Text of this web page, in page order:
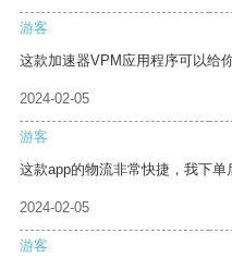
游客
这款加速器VPM应用程序可以给
2024-02-05
游客
这款app的物流非常快捷，我下单
2024-02-05
游客